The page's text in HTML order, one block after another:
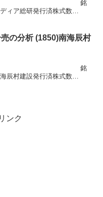
銘
ィア総研発行済株式数
動性の向上株主優待なし分売
2024年5月1日(...
の分析 (1850)南海辰村
銘
辰村建設発行済株式数
ンク